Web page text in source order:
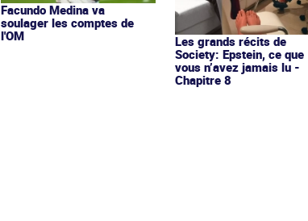
Facundo Medina va
soulager les comptes de
l'OM
Les grands récits de
Society: Epstein, ce que
vous n’avez jamais lu -
Chapitre 8